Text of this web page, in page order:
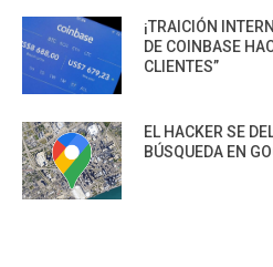
¡TRAICIÓN
DE COINBASE
CLIENTES”
EL HACKER SE
BÚSQUEDA EN